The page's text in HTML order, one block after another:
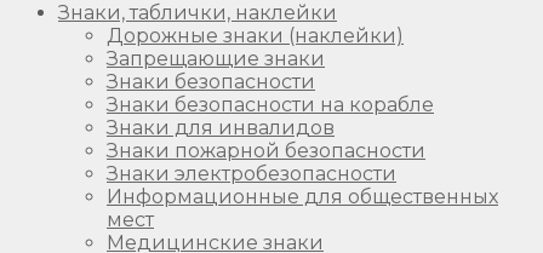
Знаки, таблички, наклейки
Дорожные знаки (наклейки)
Запрещающие знаки
Знаки безопасности
Знаки безопасности на корабле
Знаки для инвалидов
Знаки пожарной безопасности
Знаки электробезопасности
Информационные для общественных
мест
Медицинские знаки